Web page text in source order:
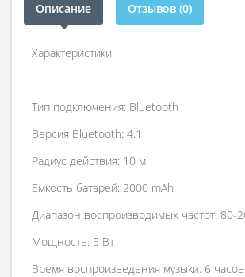
Описание Отзывов (0)
Характеристики:
Тип подключения: Bluetooth
Версия Bluetooth: 4.1
Радиус действия: 10 м
Емкость батарей: 2000 mAh
Диапазон воспроизводимых частот: 80-
Мощность: 5 Вт
Время воспроизведения музыки: 6 часов